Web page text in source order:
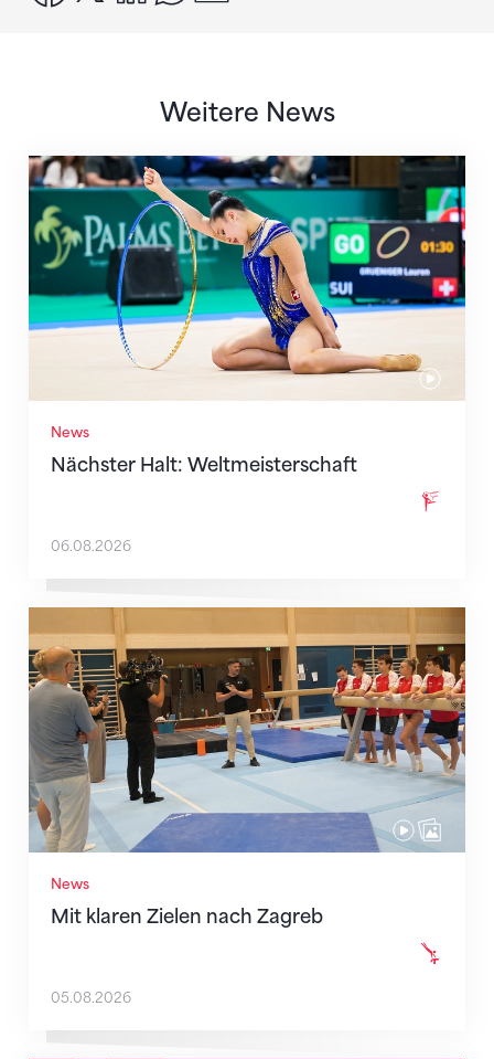
Weitere News
News
Nächster Halt: Weltmeisterschaft
Nächster Halt: Weltmeisterschaft
06.08.2026
News
Mit klaren Zielen nach Zagreb
Mit klaren Zielen nach Zagreb
05.08.2026